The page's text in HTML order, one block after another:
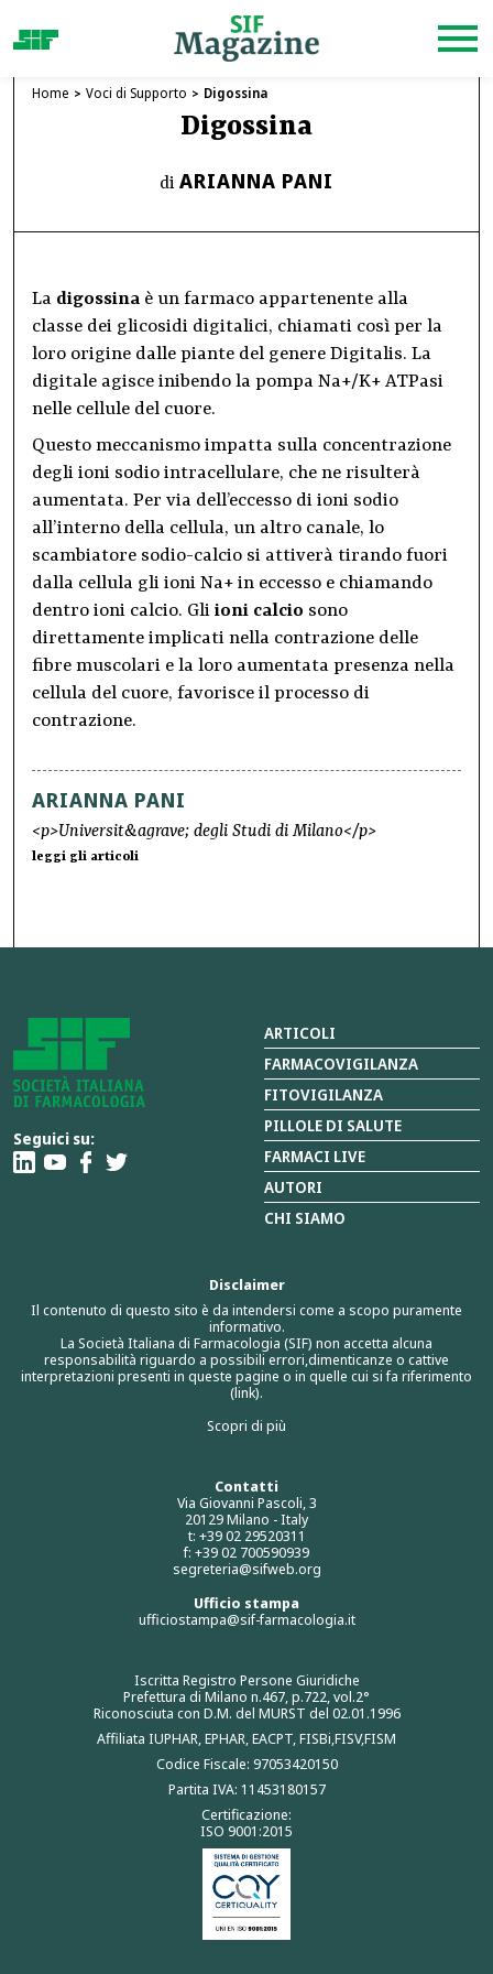
Home Voci di Supporto Digossina
Digossina
di ARIANNA PANI
La digossina è un farmaco appartenente alla
classe dei glicosidi digitalici, chiamati così per la
loro origine dalle piante del genere Digitalis. La
digitale agisce inibendo la pompa Na+/K+ ATPasi
nelle cellule del cuore.
Questo meccanismo impatta sulla concentrazione
degli ioni sodio intracellulare, che ne risulterà
aumentata. Per via dell’eccesso di ioni sodio
all’interno della cellula, un altro canale, lo
scambiatore sodio-calcio si attiverà tirando fuori
dalla cellula gli ioni Na+ in eccesso e chiamando
dentro ioni calcio. Gli ioni calcio sono
direttamente implicati nella contrazione delle
fibre muscolari e la loro aumentata presenza nella
cellula del cuore, favorisce il processo di
contrazione.
ARIANNA PANI
<p>Universit&agrave; degli Studi di Milano</p>
leggi gli articoli
Seguici su:
Contatti
Via Giovanni Pascoli, 3
20129 Milano - Italy
t: +39 02 29520311
f: +39 02 700590939
segreteria@sifweb.org
Ufficio stampa
ufficiostampa@sif-farmacologia.it
Iscritta Registro Persone Giuridiche
Prefettura di Milano n.467, p.722, vol.2°
Riconosciuta con D.M. del MURST del 02.01.1996
Affiliata IUPHAR, EPHAR, EACPT, FISBi,FISV,FISM
Codice Fiscale: 97053420150
Partita IVA: 11453180157
Certificazione:
ISO 9001:2015
Disclaimer
Il contenuto di questo sito è da intendersi come a scopo puramente
informativo.
La Società Italiana di Farmacologia (SIF) non accetta alcuna
responsabilità riguardo a possibili errori,dimenticanze o cattive
interpretazioni presenti in queste pagine o in quelle cui si fa riferimento
(link).
Scopri di più
ARTICOLI
FARMACOVIGILANZA
FITOVIGILANZA
PILLOLE DI SALUTE
FARMACI LIVE
AUTORI
CHI SIAMO